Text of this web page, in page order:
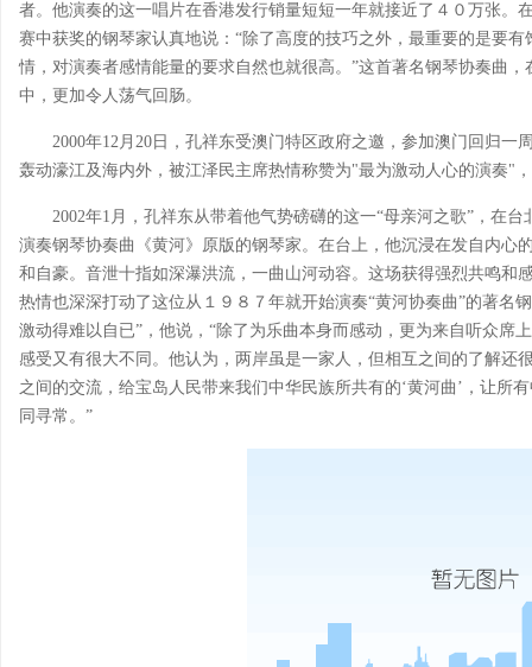
者。他演奏的这一唱片在香港发行销量短短一年就接近了４０万张。
赛中获奖的钢琴家认真地说：“除了高度的技巧之外，最重要的是要
情，对演奏者感情能量的要求自然也就很高。”这首著名钢琴协奏曲
中，更加令人荡气回肠。
2000年12月20日，孔祥东受澳门特区政府之邀，参加澳门回归
轰动濠江及海内外，被江泽民主席热情称赞为"最为激动人心的演奏"
2002年1月，孔祥东从带着他气势磅礴的这一“母亲河之歌”，在
演奏钢琴协奏曲《黄河》原版的钢琴家。在台上，他沉浸在发自内心
和自豪。音泄十指如深瀑洪流，一曲山河动容。这场获得强烈共鸣和
热情也深深打动了这位从１９８７年就开始演奏“黄河协奏曲”的著名
激动得难以自已”，他说，“除了为乐曲本身而感动，更为来自听众席
感受又有很大不同。他认为，两岸虽是一家人，但相互之间的了解还
之间的交流，给宝岛人民带来我们中华民族所共有的‘黄河曲’，让所
同寻常。”